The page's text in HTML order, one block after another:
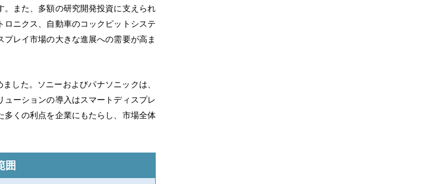
また、多額の研究開発投資に支えられ
ニクス、自動車のコックピットシステ
レイ市場の大きな進展への需要が高ま
した。ソニーおよびパナソニックは、
ーションの導入はスマートディスプレ
くの利点を企業にもたらし、市場全体
囲